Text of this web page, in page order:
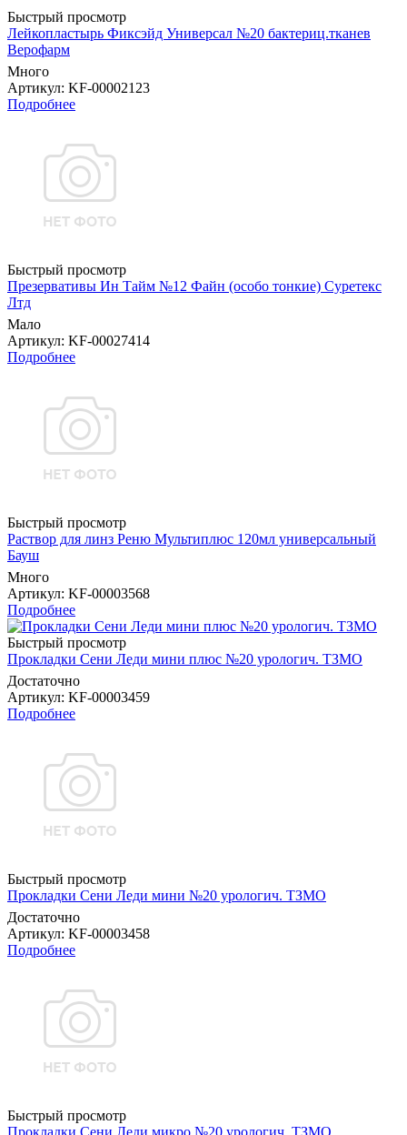
Быстрый просмотр
Лейкопластырь Фиксэйд Универсал №20 бактериц.тканев
Верофарм
Много
Артикул: KF-00002123
Подробнее
Быстрый просмотр
Презервативы Ин Тайм №12 Файн (особо тонкие) Суретекс
Лтд
Мало
Артикул: KF-00027414
Подробнее
Быстрый просмотр
Раствор для линз Реню Мультиплюс 120мл универсальный
Бауш
Много
Артикул: KF-00003568
Подробнее
Быстрый просмотр
Прокладки Сени Леди мини плюс №20 урологич. ТЗМО
Достаточно
Артикул: KF-00003459
Подробнее
Быстрый просмотр
Прокладки Сени Леди мини №20 урологич. ТЗМО
Достаточно
Артикул: KF-00003458
Подробнее
Быстрый просмотр